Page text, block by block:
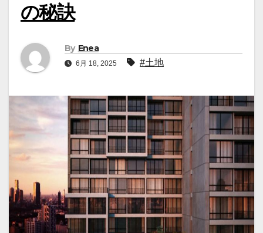
の秘訣
By Enea
6月 18, 2025 #土地